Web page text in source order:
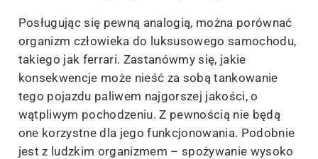
Posługując się pewną analogią, można porównać
organizm człowieka do luksusowego samochodu,
takiego jak ferrari. Zastanówmy się, jakie
konsekwencje może nieść za sobą tankowanie
tego pojazdu paliwem najgorszej jakości, o
wątpliwym pochodzeniu. Z pewnością nie będą
one korzystne dla jego funkcjonowania. Podobnie
jest z ludzkim organizmem – spożywanie wysoko